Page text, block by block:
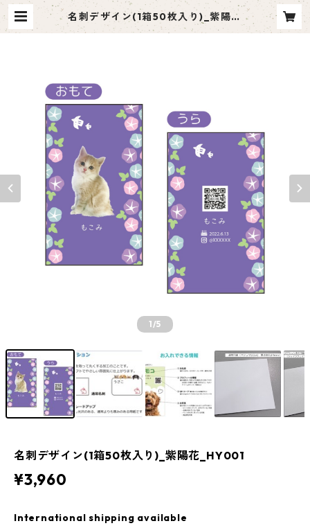
名刺デザイン(1箱50枚入り)_紫陽花
_HY001 | ペット名刺 moco me
1/5
名刺デザイン(1箱50枚入り)_紫陽花_HY001
¥3,960
International shipping available